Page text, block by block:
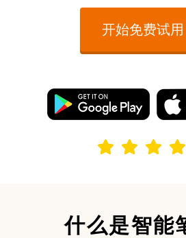
开始免费试用
什么是智能